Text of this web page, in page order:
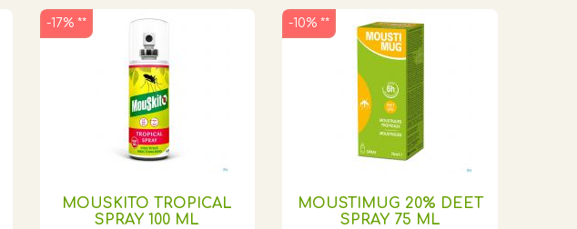
MOUSKITO TROPICAL
SPRAY 100 ML
-17% **
MOUSTIMUG 20% DEET
SPRAY 75 ML
-10% **